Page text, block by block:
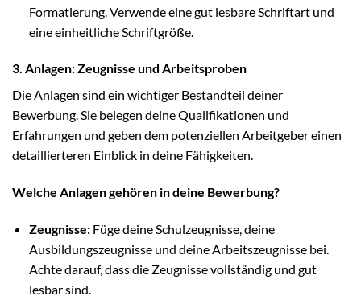
Formatierung. Verwende eine gut lesbare Schriftart und
eine einheitliche Schriftgröße.
3. Anlagen: Zeugnisse und Arbeitsproben
Die Anlagen sind ein wichtiger Bestandteil deiner
Bewerbung. Sie belegen deine Qualifikationen und
Erfahrungen und geben dem potenziellen Arbeitgeber einen
detaillierteren Einblick in deine Fähigkeiten.
Welche Anlagen gehören in deine Bewerbung?
Zeugnisse:Füge deine Schulzeugnisse, deine
Ausbildungszeugnisse und deine Arbeitszeugnisse bei.
Achte darauf, dass die Zeugnisse vollständig und gut
lesbar sind.